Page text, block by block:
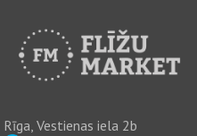
Rīga, Vestienas iela 2b